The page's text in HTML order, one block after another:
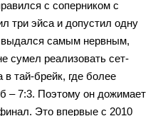
с соперником с
три эйса и допустил одну
выдался самым нервным,
сумел реализовать сет-
в тай-брейк, где более
– 7:3. Поэтому он дожимает
Это впервые с 2010